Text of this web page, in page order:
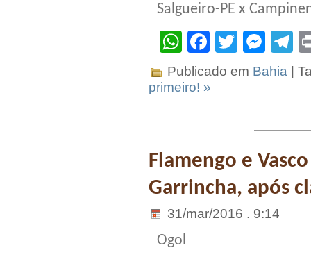
Salgueiro-PE x
WhatsApp
Facebook
Twitter
Publicado em Bahia |
primeiro! »
Flamengo e
Garrincha, após
31/mar/2016 . 9:14
Ogol